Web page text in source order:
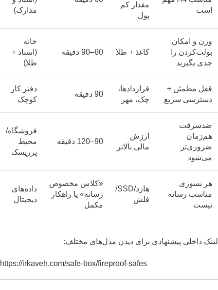
مدارک)
مقدار کم
پول
است
خانه
(اسناد +
طلا)
60–90 دقیقه کاغذ + طلا
وزن و امکان
بولت‌کردن را
جدی بگیرید
دفتر کار
کوچک
90 دقیقه
قراردادها،
چک، مهر
قفل مطمئن +
دسترسی سریع
فروشگاه/
محیط
پرریسک
90–120 دقیقه
ارزش
مالی بالاتر
ضدسرقت
هم‌زمان
ضروری‌تر
می‌شود
داده‌های
دیجیتال
«کلاس مخصوص
رسانه» یا راهکار
مکمل
هارد/SSD/
فلش
هر نسوزی
مناسب رسانه
نیست
لینک داخلی پیشنهادی برای دیدن مدل‌های مختلف:
https://irkaveh.com/safe-box/fireproof-safes